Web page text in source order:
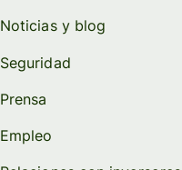
Noticias y blog
Seguridad
Prensa
Empleo